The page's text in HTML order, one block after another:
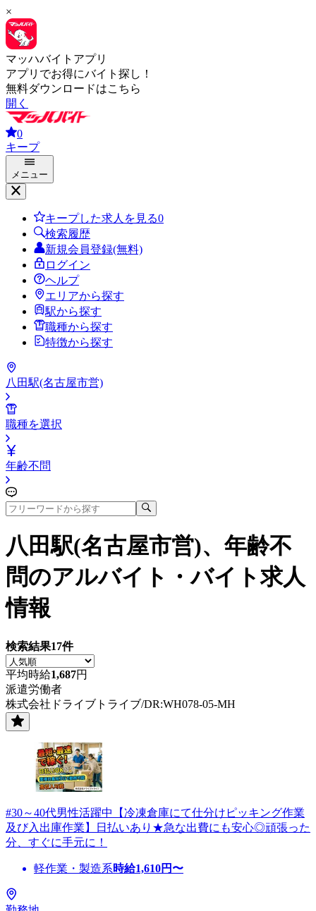
×
マッハバイトアプリ
アプリでお得にバイト探し！
無料ダウンロードはこちら
開く
0
キープ
メニュー
キープした求人を見る0
検索履歴
新規会員登録(無料)
ログイン
ヘルプ
エリアから探す
駅から探す
職種から探す
特徴から探す
八田駅(名古屋市営)
職種を選択
年齢不問
八田駅(名古屋市営)、年齢不
問のアルバイト・バイト求人
情報
検索結果17件
平均時給1,687円
派遣労働者
株式会社ドライブトライブ/DR:WH078-05-MH
#30～40代男性活躍中【冷凍倉庫にて仕分けピッキング作業
及び入出庫作業】日払いあり★急な出費にも安心◎頑張った
分、すぐに手元に！
軽作業・製造系時給1,610円〜